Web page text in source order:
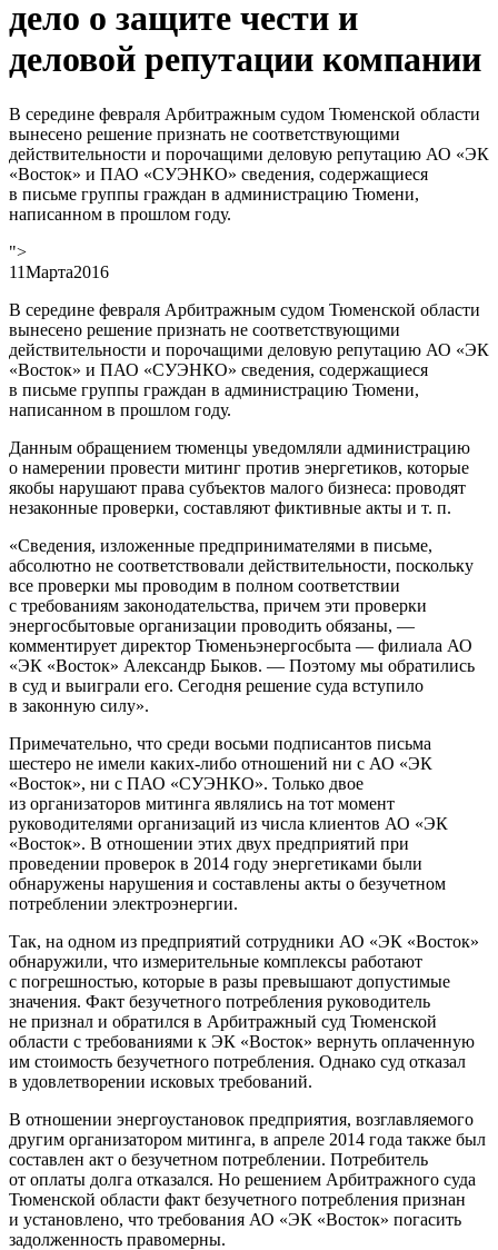
дело о защите чести и
деловой репутации компании
В середине февраля Арбитражным судом Тюменской области
вынесено решение признать не соответствующими
действительности и порочащими деловую репутацию АО «ЭК
«Восток» и ПАО «СУЭНКО» сведения, содержащиеся
в письме группы граждан в администрацию Тюмени,
написанном в прошлом году.
">
11Марта2016
В середине февраля Арбитражным судом Тюменской области
вынесено решение признать не соответствующими
действительности и порочащими деловую репутацию АО «ЭК
«Восток» и ПАО «СУЭНКО» сведения, содержащиеся
в письме группы граждан в администрацию Тюмени,
написанном в прошлом году.
Данным обращением тюменцы уведомляли администрацию
о намерении провести митинг против энергетиков, которые
якобы нарушают права субъектов малого бизнеса: проводят
незаконные проверки, составляют фиктивные акты и т. п.
«Сведения, изложенные предпринимателями в письме,
абсолютно не соответствовали действительности, поскольку
все проверки мы проводим в полном соответствии
с требованиям законодательства, причем эти проверки
энергосбытовые организации проводить обязаны, —
комментирует директор Тюменьэнергосбыта — филиала АО
«ЭК «Восток» Александр Быков. — Поэтому мы обратились
в суд и выиграли его. Сегодня решение суда вступило
в законную силу».
Примечательно, что среди восьми подписантов письма
шестеро не имели каких-либо отношений ни с АО «ЭК
«Восток», ни с ПАО «СУЭНКО». Только двое
из организаторов митинга являлись на тот момент
руководителями организаций из числа клиентов АО «ЭК
«Восток». В отношении этих двух предприятий при
проведении проверок в 2014 году энергетиками были
обнаружены нарушения и составлены акты о безучетном
потреблении электроэнергии.
Так, на одном из предприятий сотрудники АО «ЭК «Восток»
обнаружили, что измерительные комплексы работают
с погрешностью, которые в разы превышают допустимые
значения. Факт безучетного потребления руководитель
не признал и обратился в Арбитражный суд Тюменской
области с требованиями к ЭК «Восток» вернуть оплаченную
им стоимость безучетного потребления. Однако суд отказал
в удовлетворении исковых требований.
В отношении энергоустановок предприятия, возглавляемого
другим организатором митинга, в апреле 2014 года также был
составлен акт о безучетном потреблении. Потребитель
от оплаты долга отказался. Но решением Арбитражного суда
Тюменской области факт безучетного потребления признан
и установлено, что требования АО «ЭК «Восток» погасить
задолженность правомерны.